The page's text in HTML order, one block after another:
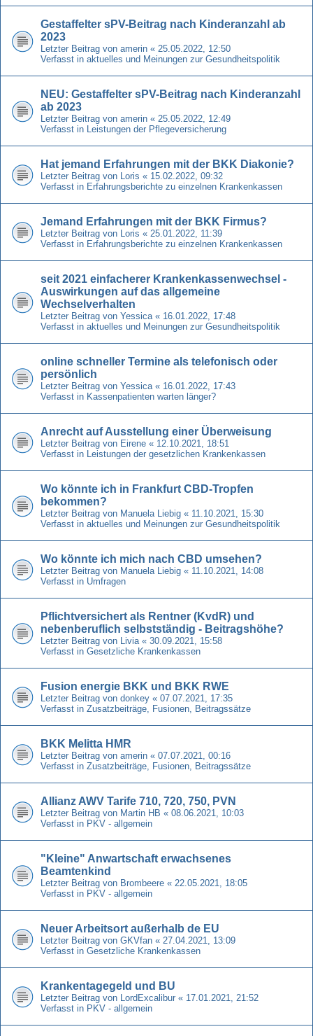
Gestaffelter sPV-Beitrag nach Kinderanzahl ab
2023
Letzter Beitrag von amerin « 25.05.2022, 12:50
Verfasst in aktuelles und Meinungen zur Gesundheitspolitik
NEU: Gestaffelter sPV-Beitrag nach Kinderanzahl
ab 2023
Letzter Beitrag von amerin « 25.05.2022, 12:49
Verfasst in Leistungen der Pflegeversicherung
Hat jemand Erfahrungen mit der BKK Diakonie?
Letzter Beitrag von Loris « 15.02.2022, 09:32
Verfasst in Erfahrungsberichte zu einzelnen Krankenkassen
Jemand Erfahrungen mit der BKK Firmus?
Letzter Beitrag von Loris « 25.01.2022, 11:39
Verfasst in Erfahrungsberichte zu einzelnen Krankenkassen
seit 2021 einfacherer Krankenkassenwechsel -
Auswirkungen auf das allgemeine
Wechselverhalten
Letzter Beitrag von Yessica « 16.01.2022, 17:48
Verfasst in aktuelles und Meinungen zur Gesundheitspolitik
online schneller Termine als telefonisch oder
persönlich
Letzter Beitrag von Yessica « 16.01.2022, 17:43
Verfasst in Kassenpatienten warten länger?
Anrecht auf Ausstellung einer Überweisung
Letzter Beitrag von Eirene « 12.10.2021, 18:51
Verfasst in Leistungen der gesetzlichen Krankenkassen
Wo könnte ich in Frankfurt CBD-Tropfen
bekommen?
Letzter Beitrag von Manuela Liebig « 11.10.2021, 15:30
Verfasst in aktuelles und Meinungen zur Gesundheitspolitik
Wo könnte ich mich nach CBD umsehen?
Letzter Beitrag von Manuela Liebig « 11.10.2021, 14:08
Verfasst in Umfragen
Pflichtversichert als Rentner (KvdR) und
nebenberuflich selbstständig - Beitragshöhe?
Letzter Beitrag von Livia « 30.09.2021, 15:58
Verfasst in Gesetzliche Krankenkassen
Fusion energie BKK und BKK RWE
Letzter Beitrag von donkey « 07.07.2021, 17:35
Verfasst in Zusatzbeiträge, Fusionen, Beitragssätze
BKK Melitta HMR
Letzter Beitrag von amerin « 07.07.2021, 00:16
Verfasst in Zusatzbeiträge, Fusionen, Beitragssätze
Allianz AWV Tarife 710, 720, 750, PVN
Letzter Beitrag von Martin HB « 08.06.2021, 10:03
Verfasst in PKV - allgemein
"Kleine" Anwartschaft erwachsenes
Beamtenkind
Letzter Beitrag von Brombeere « 22.05.2021, 18:05
Verfasst in PKV - allgemein
Neuer Arbeitsort außerhalb de EU
Letzter Beitrag von GKVfan « 27.04.2021, 13:09
Verfasst in Gesetzliche Krankenkassen
Krankentagegeld und BU
Letzter Beitrag von LordExcalibur « 17.01.2021, 21:52
Verfasst in PKV - allgemein